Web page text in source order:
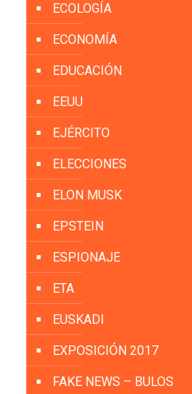
ECOLOGÍA
ECONOMÍA
EDUCACIÓN
EEUU
EJÉRCITO
ELECCIONES
ELON MUSK
EPSTEIN
ESPIONAJE
ETA
EUSKADI
EXPOSICIÓN 2017
FAKE NEWS – BULOS